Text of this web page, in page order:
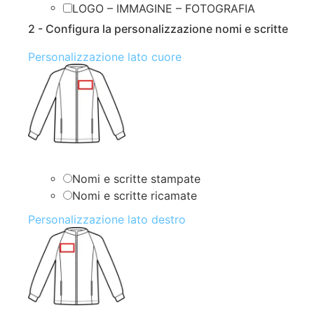
LOGO – IMMAGINE – FOTOGRAFIA
2 - Configura la personalizzazione nomi e scritte
Personalizzazione lato cuore
Nomi e scritte stampate
Nomi e scritte ricamate
Personalizzazione lato destro